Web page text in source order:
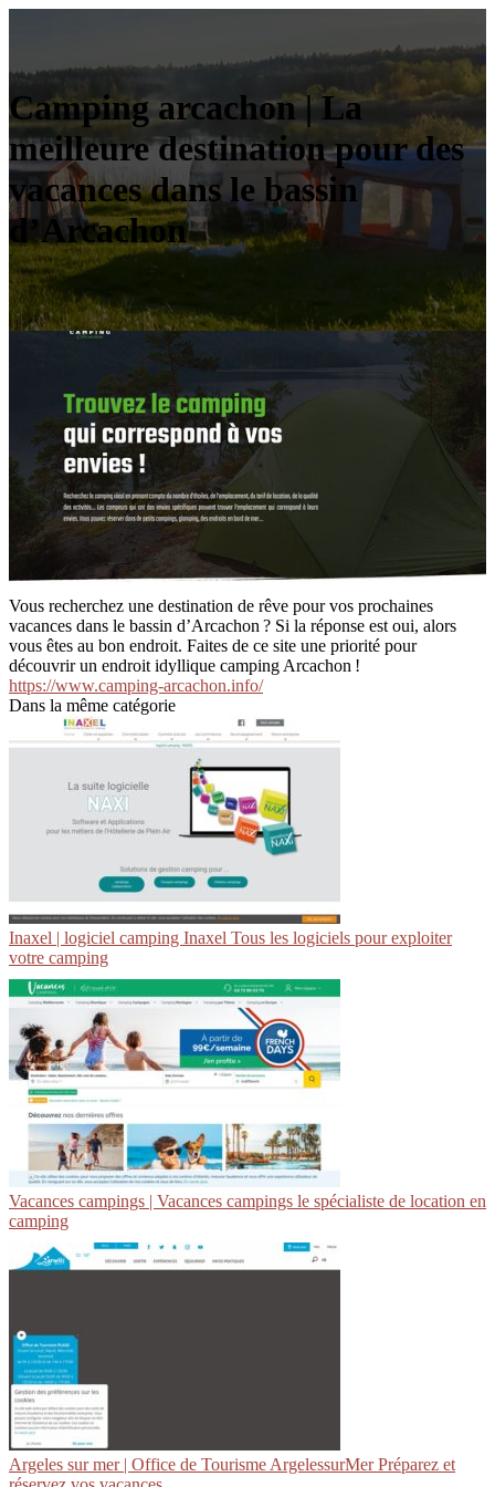
Camping arcachon | La
meilleure destination pour des
vacances dans le bassin
d’Arcachon
Vous recherchez une destination de rêve pour vos prochaines
vacances dans le bassin d’Arcachon ? Si la réponse est oui, alors
vous êtes au bon endroit. Faites de ce site une priorité pour
découvrir un endroit idyllique camping Arcachon !
https://www.camping-arcachon.info/
Dans la même catégorie
Inaxel | logiciel camping Inaxel Tous les logiciels pour exploiter
votre camping
Vacances campings | Vacances campings le spécialiste de location en
camping
Argeles sur mer | Office de Tourisme ArgelessurMer Préparez et